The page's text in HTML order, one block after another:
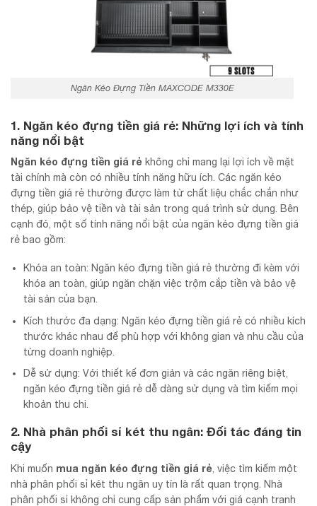
Ngăn Kéo Đựng Tiền MAXCODE M330E
1. Ngăn kéo đựng tiền giá rẻ: Những lợi ích và tính
năng nổi bật
Ngăn kéo đựng tiền giá rẻ không chỉ mang lại lợi ích về mặt
tài chính mà còn có nhiều tính năng hữu ích. Các ngăn kéo
đựng tiền giá rẻ thường được làm từ chất liệu chắc chắn như
thép, giúp bảo vệ tiền và tài sản trong quá trình sử dụng. Bên
cạnh đó, một số tính năng nổi bật của ngăn kéo đựng tiền giá
rẻ bao gồm:
Khóa an toàn: Ngăn kéo đựng tiền giá rẻ thường đi kèm với
khóa an toàn, giúp ngăn chặn việc trộm cắp tiền và bảo vệ
tài sản của bạn.
Kích thước đa dạng: Ngăn kéo đựng tiền giá rẻ có nhiều kích
thước khác nhau để phù hợp với không gian và nhu cầu của
từng doanh nghiệp.
Dễ sử dụng: Với thiết kế đơn giản và các ngăn riêng biệt,
ngăn kéo đựng tiền giá rẻ dễ dàng sử dụng và tìm kiếm mọi
khoản thu chi.
2. Nhà phân phối sỉ két thu ngân: Đối tác đáng tin
cậy
Khi muốn mua ngăn kéo đựng tiền giá rẻ , việc tìm kiếm một
nhà phân phối sỉ két thu ngân uy tín là rất quan trọng. Nhà
phân phối sỉ không chỉ cung cấp sản phẩm với giá cạnh tranh